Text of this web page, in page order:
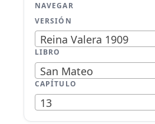
NAVEGAR
VERSIÓN
Reina Valera 1909
LIBRO
San Mateo
CAPÍTULO
13